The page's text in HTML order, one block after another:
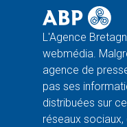
L'Agence
webmédia.
agence de
pas ses
distribuées sur
réseaux